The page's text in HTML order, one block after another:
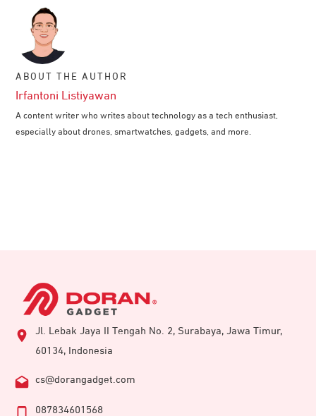
ABOUT THE AUTHOR
Irfantoni Listiyawan
A content writer who writes about technology as a tech enthusiast,
especially about drones, smartwatches, gadgets, and more.
Jl. Lebak Jaya II Tengah No. 2, Surabaya, Jawa Timur,
60134, Indonesia
cs@dorangadget.com
087834601568